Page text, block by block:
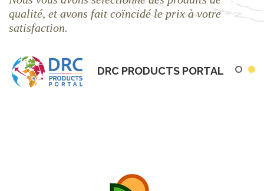
normes Sanitaires et Phytosanitaires ainsi que sur
les autres exigences réglementaires et
réseautage ;
- La découverte d'opportunités commerciales
d’investissement.